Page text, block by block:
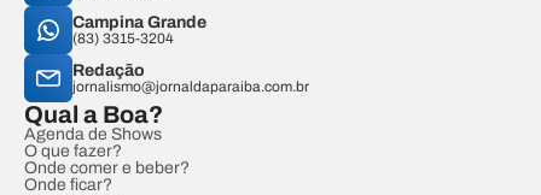
Campina Grande
(83) 3315-3204
Redação
jornalismo@jornaldaparaiba.com.br
Qual a Boa?
Agenda de Shows
O que fazer?
Onde comer e beber?
Onde ficar?